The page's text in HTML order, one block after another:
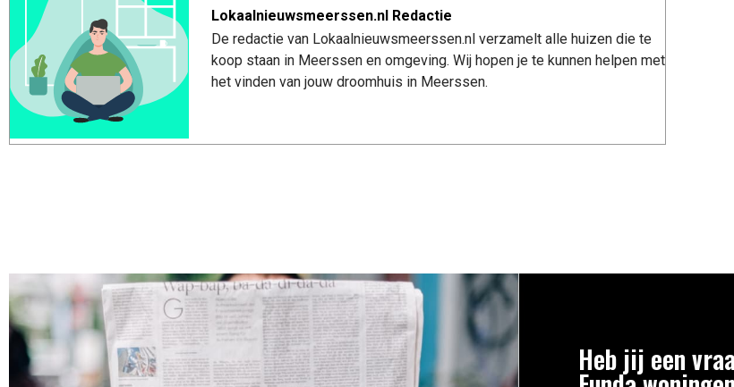
Lokaalnieuwsmeerssen.nl Redactie
De redactie van Lokaalnieuwsmeerssen.nl verzamelt alle huizen die te
koop staan in Meerssen en omgeving. Wij hopen je te kunnen helpen met
het vinden van jouw droomhuis in Meerssen.
Heb jij een